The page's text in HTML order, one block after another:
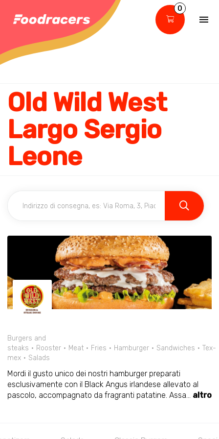
0
Old Wild West
Largo Sergio
Leone
Burgers and
steaks
Rooster Meat Fries Hamburger Sandwiches
Tex-
mex
Salads
Mordi il gusto unico dei nostri hamburger preparati
esclusivamente con il Black Angus irlandese allevato al
pascolo, accompagnato da fragranti patatine. Assa... altro